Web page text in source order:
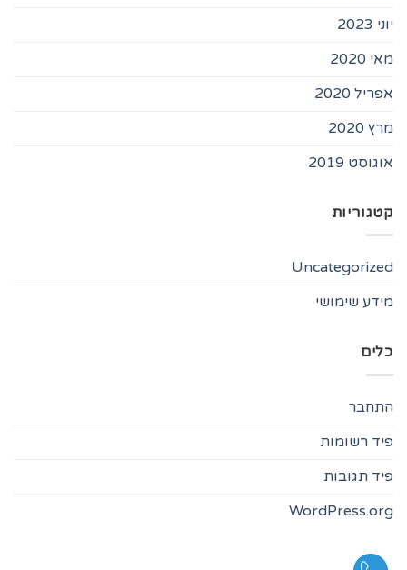
יוני 2023
מאי 2020
אפריל 2020
מרץ 2020
אוגוסט 2019
קטגוריות
Uncategorized
מידע שימושי
כלים
התחבר
פיד רשומות
פיד תגובות
WordPress.org